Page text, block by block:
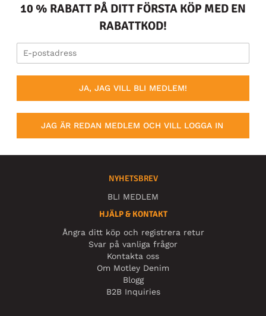
10 % RABATT PÅ DITT FÖRSTA KÖP MED EN
RABATTKOD!
JA, JAG VILL BLI MEDLEM!
JAG ÄR REDAN MEDLEM OCH VILL LOGGA IN
NYHETSBREV
BLI MEDLEM
HJÄLP & KONTAKT
Ångra ditt köp och registrera retur
Svar på vanliga frågor
Kontakta oss
Om Motley Denim
Blogg
B2B Inquiries